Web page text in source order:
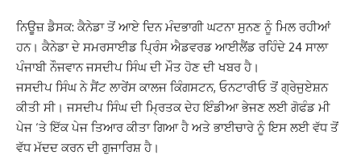
ਨਿਊਜ਼ ਡੈਸਕ: ਕੈਨੇਡਾ ਤੋਂ ਆਏ ਦਿਨ ਮੰਦਭਾਗੀ ਘਟਨਾ ਸੁਨਣ ਨੂੰ ਮਿਲ ਰਹੀਆਂ
ਹਨ। ਕੈਨੇਡਾ ਦੇ ਸਮਰਸਾਈਡ ਪ੍ਰਿੰਸ ਐਡਵਰਡ ਆਈਲੈਂਡ ਰਹਿੰਦੇ 24 ਸਾਲਾ
ਪੰਜਾਬੀ ਨੌਜਵਾਨ ਜਸਦੀਪ ਸਿੰਘ ਦੀ ਮੌਤ ਹੋਣ ਦੀ ਖਬਰ ਹੈ।
ਜਸਦੀਪ ਸਿੰਘ ਨੇ ਸੈਂਟ ਲਾਰੇਂਸ ਕਾਲਜ ਕਿੰਗਸਟਨ, ਓਨਟਾਰੀਓ ਤੋਂ ਗ੍ਰੇਜੁਏਸ਼ਨ
ਕੀਤੀ ਸੀ। ਜਸਦੀਪ ਸਿੰਘ ਦੀ ਮ੍ਰਿਤਕ ਦੇਹ ਇੰਡੀਆ ਭੇਜਣ ਲਈ ਗੋਫੰਡ ਮੀ
ਪੇਜ ‘ਤੇ ਇੱਕ ਪੇਜ ਤਿਆਰ ਕੀਤਾ ਗਿਆ ਹੈ ਅਤੇ ਭਾਈਚਾਰੇ ਨੂੰ ਇਸ ਲਈ ਵੱਧ ਤੋਂ
ਵੱਧ ਮੱਦਦ ਕਰਨ ਦੀ ਗੁਜਾਰਿਸ਼ ਹੈ।